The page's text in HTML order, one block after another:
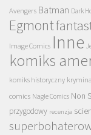
Avengers Batman Dark
Egmont
Image Comics Inne
komiks
komiks historyczny
comics Nagle Comics Non
przygodowy recenzja